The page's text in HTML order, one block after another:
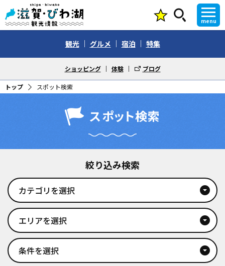
menu
観光 グルメ 宿泊 特集
ショッピング 体験 ブログ
トップ スポット検索
スポット検索
絞り込み検索
カテゴリを選択 arrow_drop_down_circle
エリアを選択 arrow_drop_down_circle
条件を選択 arrow_drop_down_circle